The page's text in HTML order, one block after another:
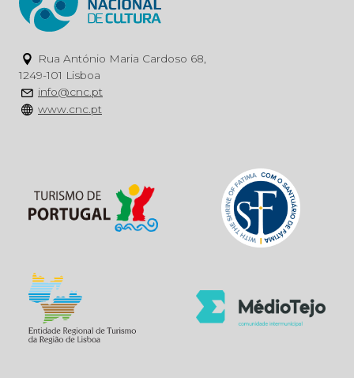
Rua António Maria Cardoso 68,
1249-101 Lisboa
info@cnc.pt
www.cnc.pt